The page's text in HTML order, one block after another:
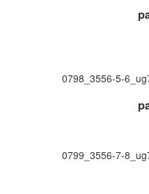
0798_3556-5-
0799_3556-7-